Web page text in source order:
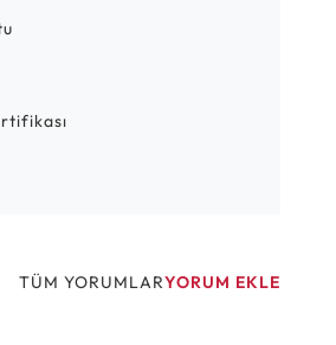
TÜM YORUMLARYORUM EKLE